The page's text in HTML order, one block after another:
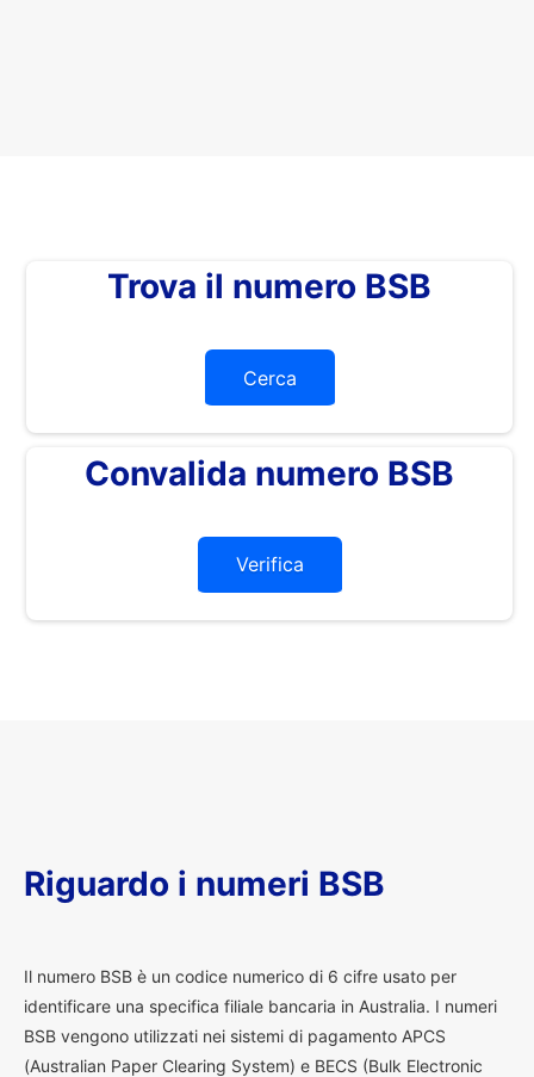
Trova il numero BSB
Cerca
Convalida numero BSB
Verifica
Riguardo i numeri BSB
Il numero BSB è un codice numerico di 6 cifre usato per
identificare una specifica filiale bancaria in Australia. I numeri
BSB vengono utilizzati nei sistemi di pagamento APCS
(Australian Paper Clearing System) e BECS (Bulk Electronic